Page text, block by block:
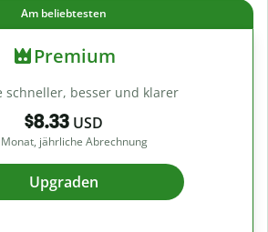
Am beliebtesten
Premium
schneller, besser und klarer
$8.33 USD
jährliche Abrechnung
Upgraden